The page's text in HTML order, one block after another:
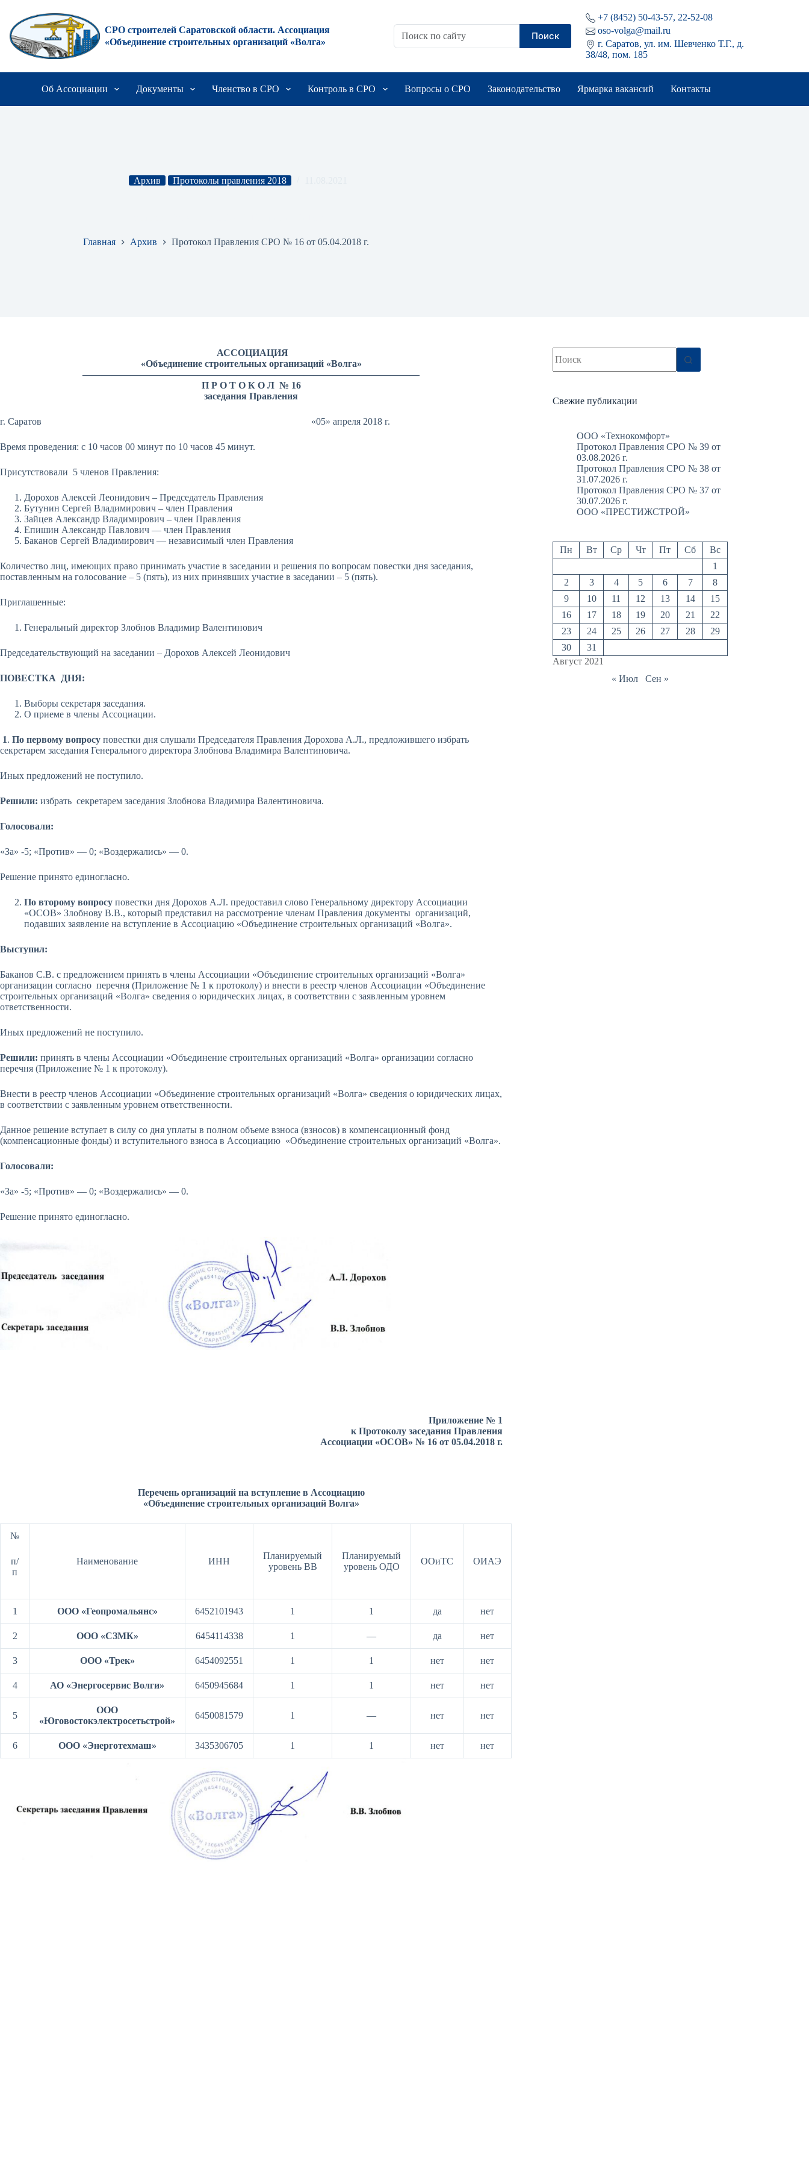
сути
СРО строителей Саратовской области. Ассоциация
«Объединение строительных организаций «Волга»
Поиск
+7 (8452) 50-43-57, 22-52-08
oso-volga@mail.ru
г. Саратов, ул. им. Шевченко Т.Г., д.
38/48, пом. 185
Об Ассоциации Документы Членство в СРО Контроль в СРО Вопросы о СРО Законодательство Ярмарка вакансий Контакты
Архив Протоколы правления 2018
Главная Архив Протокол Правления СРО № 16 от 05.04.2018 г.
АССОЦИАЦИЯ
«Объединение строительных организаций «Волга»
———————————————————————————————————
П Р О Т О К О Л № 16
заседания Правления
г. Саратов «05» апреля 2018 г.
Время проведения: с 10 часов 00 минут по 10 часов 45 минут.
Присутствовали 5 членов Правления:
Дорохов Алексей Леонидович – Председатель Правления
Бутунин Сергей Владимирович – член Правления
Зайцев Александр Владимирович – член Правления
Епишин Александр Павлович — член Правления
Баканов Сергей Владимирович — независимый член Правления
Количество лиц, имеющих право принимать участие в заседании и решения по вопросам повестки дня заседания,
поставленным на голосование – 5 (пять), из них принявших участие в заседании – 5 (пять).
Приглашенные:
Генеральный директор Злобнов Владимир Валентинович
Председательствующий на заседании – Дорохов Алексей Леонидович
ПОВЕСТКА ДНЯ:
Выборы секретаря заседания.
О приеме в члены Ассоциации.
1. По первому вопросу повестки дня слушали Председателя Правления Дорохова А.Л., предложившего избрать
секретарем заседания Генерального директора Злобнова Владимира Валентиновича.
Иных предложений не поступило.
Решили: избрать секретарем заседания Злобнова Владимира Валентиновича.
Голосовали:
«За» -5; «Против» — 0; «Воздержались» — 0.
Решение принято единогласно.
По второму вопросу повестки дня Дорохов А.Л. предоставил слово Генеральному директору Ассоциации
«ОСОВ» Злобнову В.В., который представил на рассмотрение членам Правления документы организаций,
подавших заявление на вступление в Ассоциацию «Объединение строительных организаций «Волга».
Выступил:
Баканов С.В. с предложением принять в члены Ассоциации «Объединение строительных организаций «Волга»
организации согласно перечня (Приложение № 1 к протоколу) и внести в реестр членов Ассоциации «Объединение
строительных организаций «Волга» сведения о юридических лицах, в соответствии с заявленным уровнем
ответственности.
Иных предложений не поступило.
Решили: принять в члены Ассоциации «Объединение строительных организаций «Волга» организации согласно
перечня (Приложение № 1 к протоколу).
Внести в реестр членов Ассоциации «Объединение строительных организаций «Волга» сведения о юридических лицах,
в соответствии с заявленным уровнем ответственности.
Данное решение вступает в силу со дня уплаты в полном объеме взноса (взносов) в компенсационный фонд
(компенсационные фонды) и вступительного взноса в Ассоциацию «Объединение строительных организаций «Волга».
Голосовали:
«За» -5; «Против» — 0; «Воздержались» — 0.
Решение принято единогласно.
Приложение № 1
к Протоколу заседания Правления
Ассоциации «ОСОВ» № 16 от 05.04.2018 г.
Перечень организаций на вступление в Ассоциацию
«Объединение строительных организаций Волга»
№
п/
п
Наименование ИНН
Планируемый
уровень ВВ
Планируемый
уровень ОДО
ООиТС ОИАЭ
1 ООО «Геопромальянс» 6452101943 1 1 да нет
2 ООО «СЗМК» 6454114338 1 — да нет
3 ООО «Трек» 6454092551 1 1 нет нет
4 АО «Энергосервис Волги» 6450945684 1 1 нет нет
5
ООО
«Юговостокэлектросетьстрой»
6450081579 1 — нет нет
6 ООО «Энерготехмаш» 3435306705 1 1 нет нет
не
найдено
Свежие публикации
ООО «Технокомфорт»
Протокол Правления СРО № 39 от
03.08.2026 г.
Протокол Правления СРО № 38 от
31.07.2026 г.
Протокол Правления СРО № 37 от
30.07.2026 г.
ООО «ПРЕСТИЖСТРОЙ»
Август 2021
Пн Вт Ср Чт Пт Сб
Вс
1
2
3 4 5 6 7
8
9
10 11 12 13 14
15
16
17 18 19 20 21
22
23
24 25 26 27 28
29
30
31
« Июл Сен »